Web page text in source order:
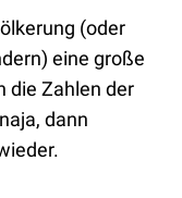
(oder
eine große
die Zahlen der
dann